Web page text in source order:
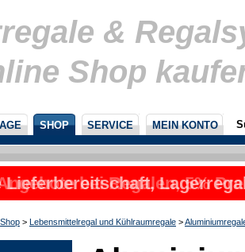
&
Shop
SHOP SERVICE MEIN KONTO
bei Regalen, 5%
Lieferbereitschaft,
nicht
Shop > Lebensmittelregal und Kühlraumregale >